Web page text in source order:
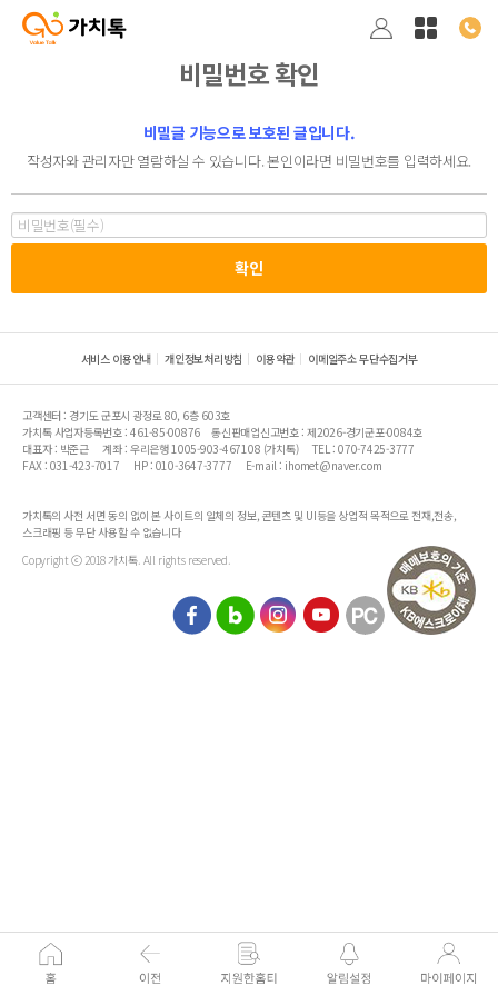
비밀번호 확인
비밀글 기능으로 보호된 글입니다.
작성자와 관리자만 열람하실 수 있습니다. 본인이라면 비밀번호를 입력하세요.
서비스 이용안내 개인정보처리방침 이용약관 이메일주소 무단수집거부
고객센터 : 경기도 군포시 광정로 80, 6층 603호
가치톡 사업자등록번호 : 461-85-00876
통신판매업신고번호 : 제2026-경기군포-0084호
대표자 : 박준근
계좌 : 우리은행 1005-903-467108 (가치톡)
TEL : 070-7425-3777
FAX : 031-423-7017
HP : 010-3647-3777 E-mail : ihomet@naver.com
가치톡의 사전 서면 동의 없이 본 사이트의 일체의 정보, 콘텐츠 및 UI등을 상업적 목적으로 전재,전송,
스크래핑 등 무단 사용할 수 없습니다
Copyright ⓒ 2018 가치톡. All rights reserved.